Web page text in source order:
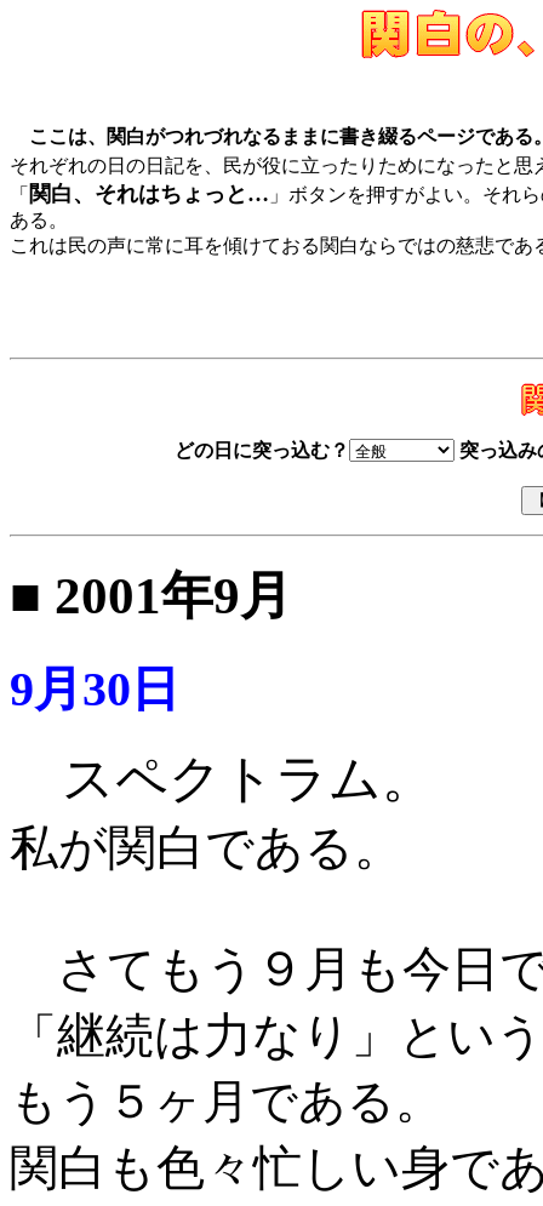
ここは、関白がつれづれなるままに書き綴るページである
それぞれの日の日記を、民が役に立ったりためになったと思
「 関白、それはちょっと… 」ボタンを押すがよい。それ
ある。
これは民の声に常に耳を傾けておる関白ならではの慈悲であ
どの日に突っ込む？ 突っ込み
■ 2001年9月
9月30日
スペクトラム。
私が関白である。
さてもう９月も今日
「 継続は力なり 」とい
もう５ヶ月である。
関白も色々忙しい身で